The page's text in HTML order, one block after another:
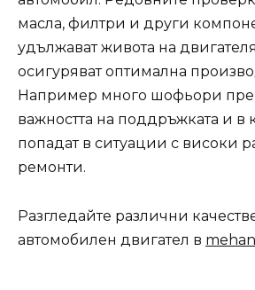
масла, филтри и други
удължават живота на
осигуряват оптимална
Например много шофьори
важността на поддръжката и в
попадат в ситуации с високи
ремонти.
Разгледайте различни
автомобилен двигател в